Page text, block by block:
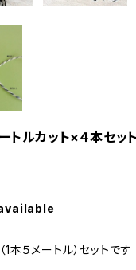
ルカット×４本セッ
本５メートル）セットです